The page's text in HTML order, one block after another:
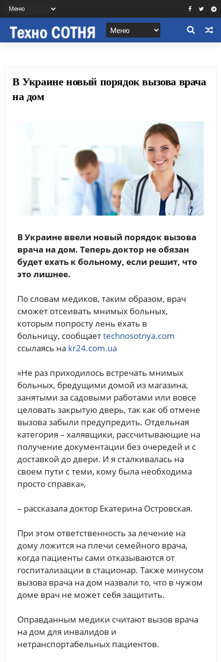
В Украине новый порядок вызова врача
на дом
В Украине ввели новый порядок вызова
врача на дом. Теперь доктор не обязан
будет ехать к больному, если решит, что
это лишнее.
По словам медиков, таким образом, врач
сможет отсеивать мнимых больных,
которым попросту лень ехать в
больницу, сообщаетtechnosotnya.com
ссылаясь на kr24.com.ua
«Не раз приходилось встречать мнимых
больных, бредущими домой из магазина,
занятыми за садовыми работами или вовсе
целовать закрытую дверь, так как об отмене
вызова забыли предупредить. Отдельная
категория – халявщики, рассчитывающие на
получение документации без очередей и с
доставкой до двери. И я сталкивалась на
своем пути с теми, кому была необходима
просто справка»,
– рассказала доктор Екатерина Островская.
При этом ответственность за лечение на
дому ложится на плечи семейного врача,
когда пациенты сами отказываются от
госпитализации в стационар. Также минусом
вызова врача на дом назвали то, что в чужом
доме врач не может себя защитить.
Оправданным медики считают вызов врача
на дом для инвалидов и
нетранспортабельных пациентов.